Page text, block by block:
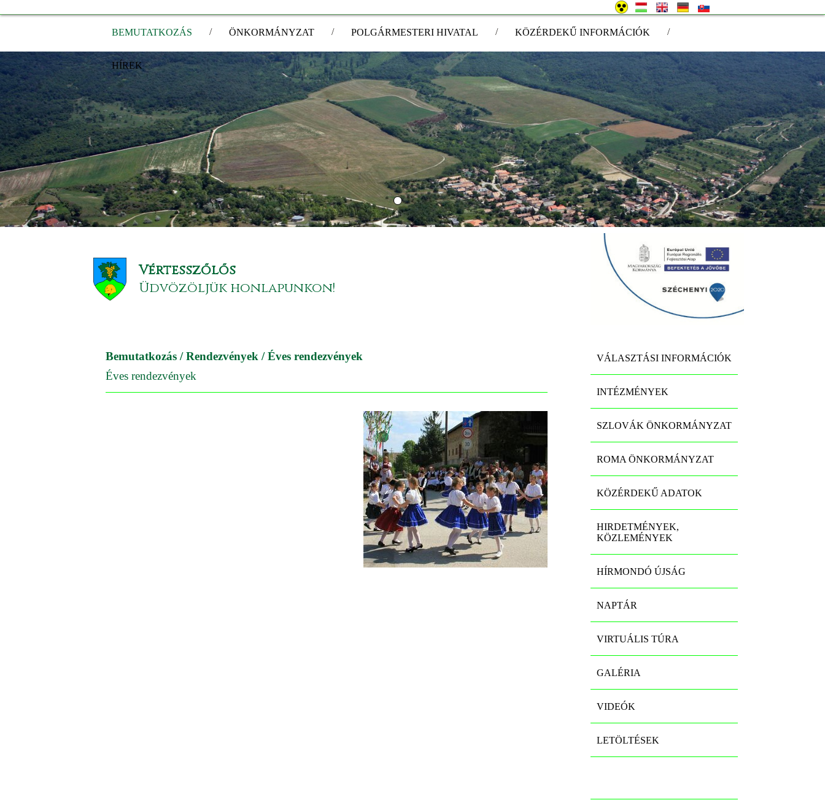
BEMUTATKOZÁS / ÖNKORMÁNYZAT / POLGÁRMESTERI HIVATAL / KÖZÉRDEKŰ INFORMÁCIÓK /
HÍREK
Vértesszőlős
Üdvözöljük honlapunkon!
Bemutatkozás /Rendezvények / Éves rendezvények
Éves rendezvények
VÁLASZTÁSI INFORMÁCIÓK
INTÉZMÉNYEK
SZLOVÁK ÖNKORMÁNYZAT
ROMA ÖNKORMÁNYZAT
KÖZÉRDEKŰ ADATOK
HIRDETMÉNYEK,
KÖZLEMÉNYEK
HÍRMONDÓ ÚJSÁG
NAPTÁR
VIRTUÁLIS TÚRA
GALÉRIA
VIDEÓK
LETÖLTÉSEK